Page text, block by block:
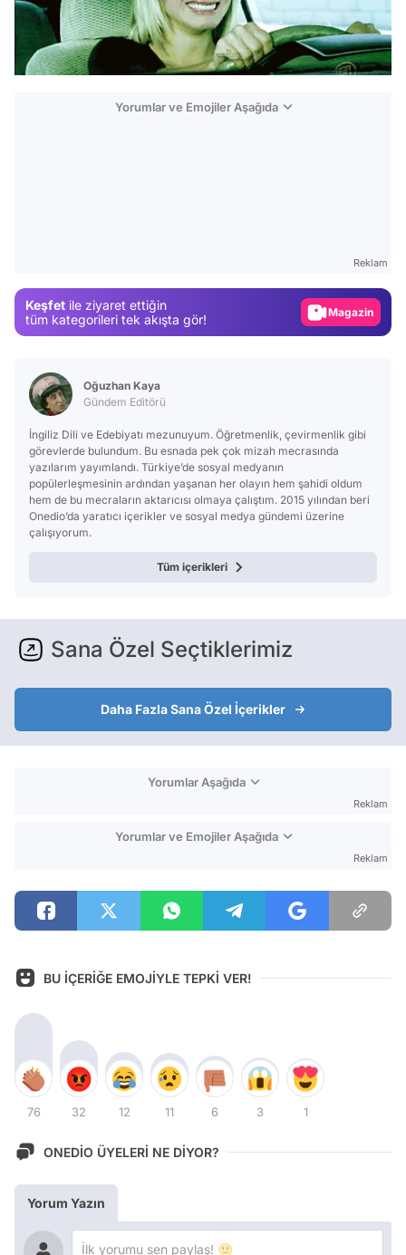
Yorumlar ve Emojiler Aşağıda
Reklam
Keşfet ile ziyaret ettiğin
tüm kategorileri tek akışta gör!
Video
Oğuzhan Kaya
Gündem Editörü
İngiliz Dili ve Edebiyatı mezunuyum. Öğretmenlik, çevirmenlik gibi
görevlerde bulundum. Bu esnada pek çok mizah mecrasında
yazılarım yayımlandı. Türkiye’de sosyal medyanın
popülerleşmesinin ardından yaşanan her olayın hem şahidi oldum
hem de bu mecraların aktarıcısı olmaya çalıştım. 2015 yılından beri
Onedio’da yaratıcı içerikler ve sosyal medya gündemi üzerine
çalışıyorum.
Tüm içerikleri
Sana Özel Seçtiklerimiz
Daha Fazla Sana Özel İçerikler
Yorumlar Aşağıda
Reklam
Yorumlar ve Emojiler Aşağıda
Reklam
BU İÇERİĞE EMOJİYLE TEPKİ VER!
76 32 12 11 6 3 1
ONEDİO ÜYELERİ NE DİYOR?
Yorum Yazın